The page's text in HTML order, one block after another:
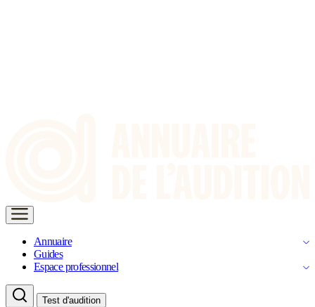
Annuaire
Guides
Espace professionnel
Test d'audition